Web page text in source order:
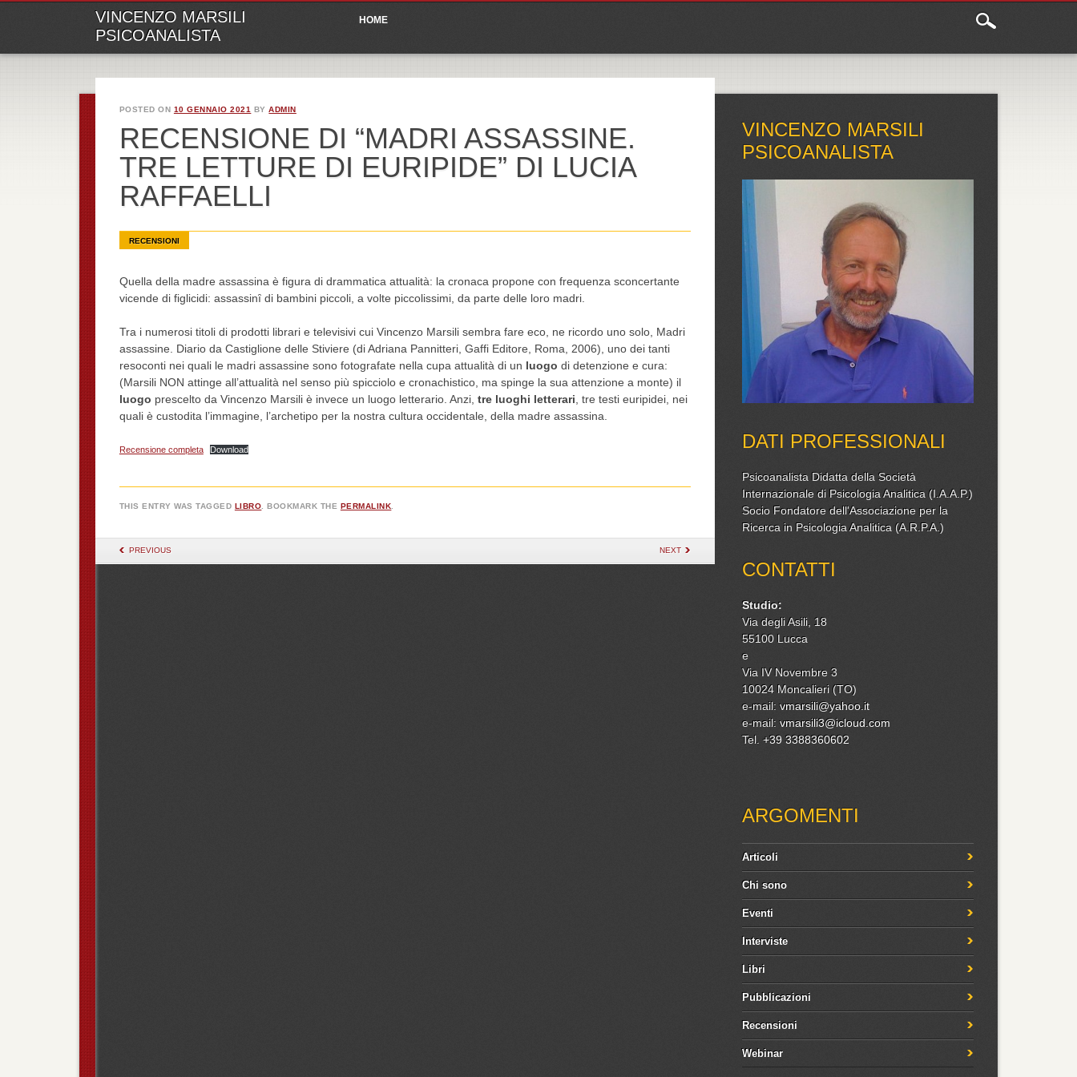
VINCENZO MARSILI
PSICOANALISTA
Main menu
HOME
POSTED ON 10 GENNAIO 2021 BYADMIN
RECENSIONE DI “MADRI ASSASSINE.
TRE LETTURE DI EURIPIDE” DI LUCIA
RAFFAELLI
RECENSIONI
Quella della madre assassina è figura di drammatica attualità: la cronaca propone con frequenza sconcertante
vicende di figlicidi: assassinȋ di bambini piccoli, a volte piccolissimi, da parte delle loro madri.
Tra i numerosi titoli di prodotti librari e televisivi cui Vincenzo Marsili sembra fare eco, ne ricordo uno solo, Madri
assassine. Diario da Castiglione delle Stiviere (di Adriana Pannitteri, Gaffi Editore, Roma, 2006), uno dei tanti
resoconti nei quali le madri assassine sono fotografate nella cupa attualità di un luogo di detenzione e cura:
(Marsili NON attinge all’attualità nel senso più spicciolo e cronachistico, ma spinge la sua attenzione a monte) il
luogo prescelto da Vincenzo Marsili è invece un luogo letterario. Anzi, tre luoghi letterari , tre testi euripidei, nei
quali è custodita l’immagine, l’archetipo per la nostra cultura occidentale, della madre assassina.
Recensione completa Download
THIS ENTRY WAS TAGGED LIBRO . BOOKMARK THE PERMALINK
POST NAVIGATION
PREVIOUS NEXT
VINCENZO MARSILI
PSICOANALISTA
DATI PROFESSIONALI
Psicoanalista Didatta della Società
Internazionale di Psicologia Analitica (I.A.A.P.)
Socio Fondatore dell'Associazione per la
Ricerca in Psicologia Analitica (A.R.P.A.)
CONTATTI
Studio:
Via degli Asili, 18
55100 Lucca
e
Via IV Novembre 3
10024 Moncalieri (TO)
e-mail:vmarsili@yahoo.it
e-mail:vmarsili3@icloud.com
Tel.+39 3388360602
ARGOMENTI
Articoli
Chi sono
Eventi
Interviste
Libri
Pubblicazioni
Recensioni
Webinar